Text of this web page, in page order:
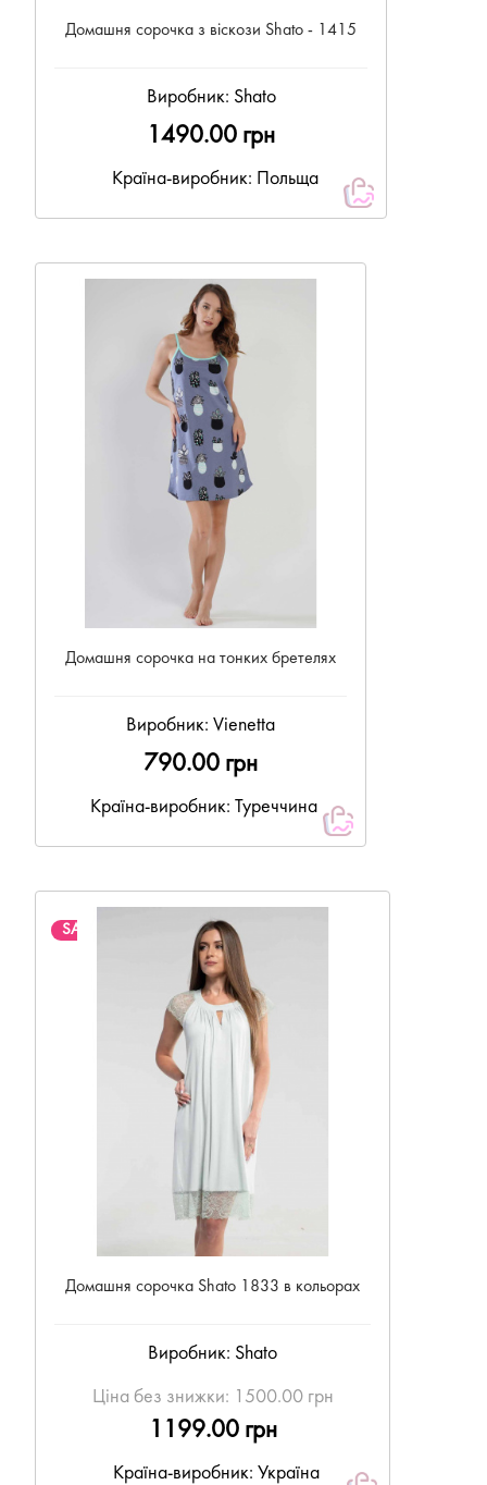
Домашня сорочка з віскози Shato - 1415
Виробник: Shato
1490.00 грн
Країна-виробник: Польща
Домашня сорочка на тонких бретелях
Виробник:Vienetta
790.00 грн
Країна-виробник: Туреччина
SALE
Домашня сорочка Shato 1833 в кольорах
Виробник: Shato
Ціна без знижки: 1500.00 грн
1199.00 грн
Країна-виробник: Україна